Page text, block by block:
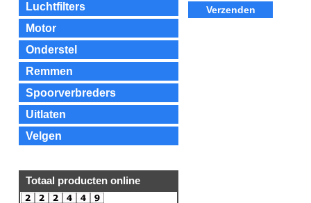
Luchtfilters
Motor
Onderstel
Remmen
Spoorverbreders
Uitlaten
Velgen
Totaal producten online